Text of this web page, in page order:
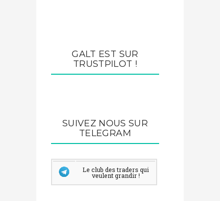
GALT EST SUR
TRUSTPILOT !
SUIVEZ NOUS SUR
TELEGRAM
Le club des traders qui
veulent grandir !